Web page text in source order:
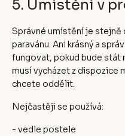
5. Umístění v
Správné umístění je
paravánu. Ani krásný a
fungovat, pokud bude stát
musí vycházet z dispozice
chcete oddělit.
Nejčastěji se používá:
- vedle postele